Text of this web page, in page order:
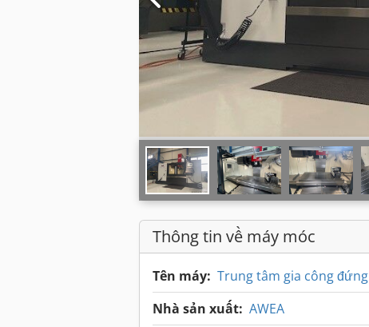
Thông tin về máy móc
Tên máy: Trung tâm gia công đứng
Nhà sản xuất: AWEA